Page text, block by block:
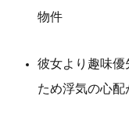
物件
彼女より趣味優
ため浮気の心配